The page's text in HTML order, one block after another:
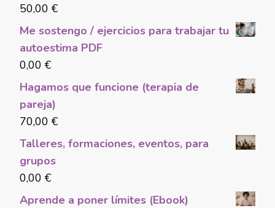
50,00 €
Me sostengo / ejercicios para trabajar tu
autoestima PDF
0,00 €
Hagamos que funcione (terapia de
pareja)
70,00 €
Talleres, formaciones, eventos, para
grupos
0,00 €
Aprende a poner límites (Ebook)